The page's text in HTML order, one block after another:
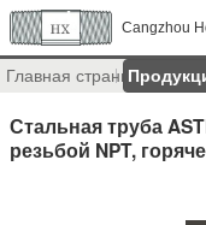
Cangzhou
Главная страница
Стальная труба
резьбой NPT,